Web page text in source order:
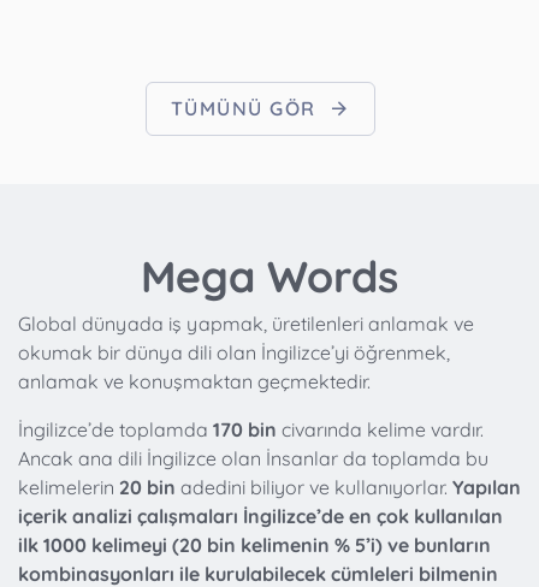
TÜMÜNÜ GÖR
Mega Words
Global dünyada iş yapmak, üretilenleri anlamak ve
okumak bir dünya dili olan İngilizce’yi öğrenmek,
anlamak ve konuşmaktan geçmektedir.
İngilizce’de toplamda 170 bin civarında kelime vardır.
Ancak ana dili İngilizce olan İnsanlar da toplamda bu
kelimelerin 20 bin adedini biliyor ve kullanıyorlar. Yapılan
içerik analizi çalışmaları İngilizce’de en çok kullanılan
ilk 1000 kelimeyi (20 bin kelimenin % 5’i) ve bunların
kombinasyonları ile kurulabilecek cümleleri bilmenin